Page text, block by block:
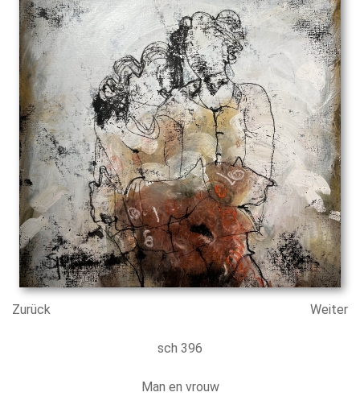
Zurück Weiter
sch 396
Man en vrouw